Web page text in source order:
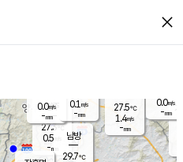
close
양주
27.3℃
0.5
-mm
27.5℃
1.4m/s
-mm
0.0m/s
-mm
남방
29.7℃
0.0m/s
-mm
0.1 m/s
-mm